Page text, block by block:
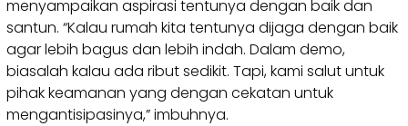
menyampaikan aspirasi tentunya dengan baik dan
santun. “Kalau rumah kita tentunya dijaga dengan baik
agar lebih bagus dan lebih indah. Dalam demo,
biasalah kalau ada ribut sedikit. Tapi, kami salut untuk
pihak keamanan yang dengan cekatan untuk
mengantisipasinya,” imbuhnya.